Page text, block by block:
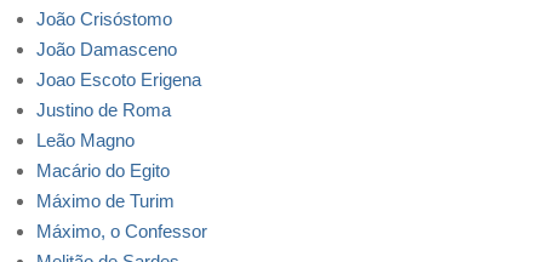
João Crisóstomo
João Damasceno
Joao Escoto Erigena
Justino de Roma
Leão Magno
Macário do Egito
Máximo de Turim
Máximo, o Confessor